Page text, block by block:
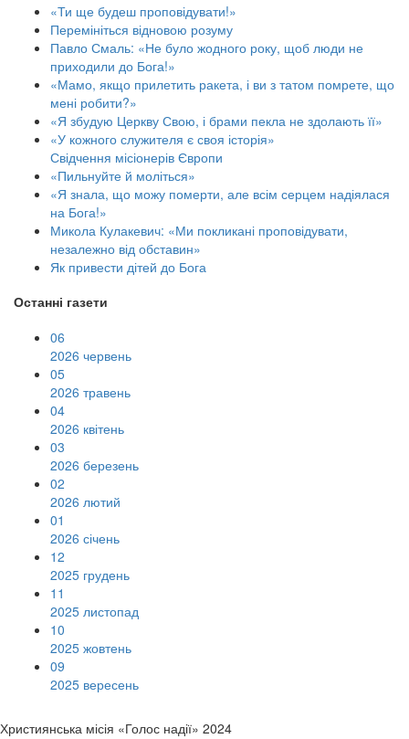
«Ти ще будеш проповідувати!»
Перемініться відновою розуму
Павло Смаль: «Не було жодного року, щоб люди не
приходили до Бога!»
«Мамо, якщо прилетить ракета, і ви з татом помрете, що
мені робити?»
«Я збудую Церкву Свою, і брами пекла не здолають її»
«У кожного служителя є своя історія»
Свідчення місіонерів Європи
«Пильнуйте й моліться»
«Я знала, що можу померти, але всім серцем надіялася
на Бога!»
Микола Кулакевич: «Ми покликані проповідувати,
незалежно від обставин»
Як привести дітей до Бога
Останні газети
06
2026 червень
05
2026 травень
04
2026 квітень
03
2026 березень
02
2026 лютий
01
2026 січень
12
2025 грудень
11
2025 листопад
10
2025 жовтень
09
2025 вересень
Християнська місія «Голос надії» 2024